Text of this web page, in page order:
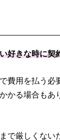
好きな時に契
費用を払う
かる場合も
で厳しくな